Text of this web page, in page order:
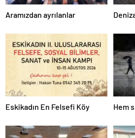
Aramızdan ayrılanlar
Eskikadın En Felsefi Köy Hem